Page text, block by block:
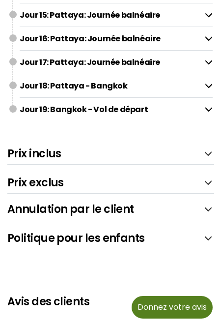
Jour 15: Pattaya: Journée balnéaire
Jour 16: Pattaya: Journée balnéaire
Jour 17: Pattaya: Journée balnéaire
Jour 18: Pattaya - Bangkok
Jour 19: Bangkok - Vol de départ
Prix inclus
Prix exclus
Annulation par le client
Politique pour les enfants
Avis des clients Donnez votre avis